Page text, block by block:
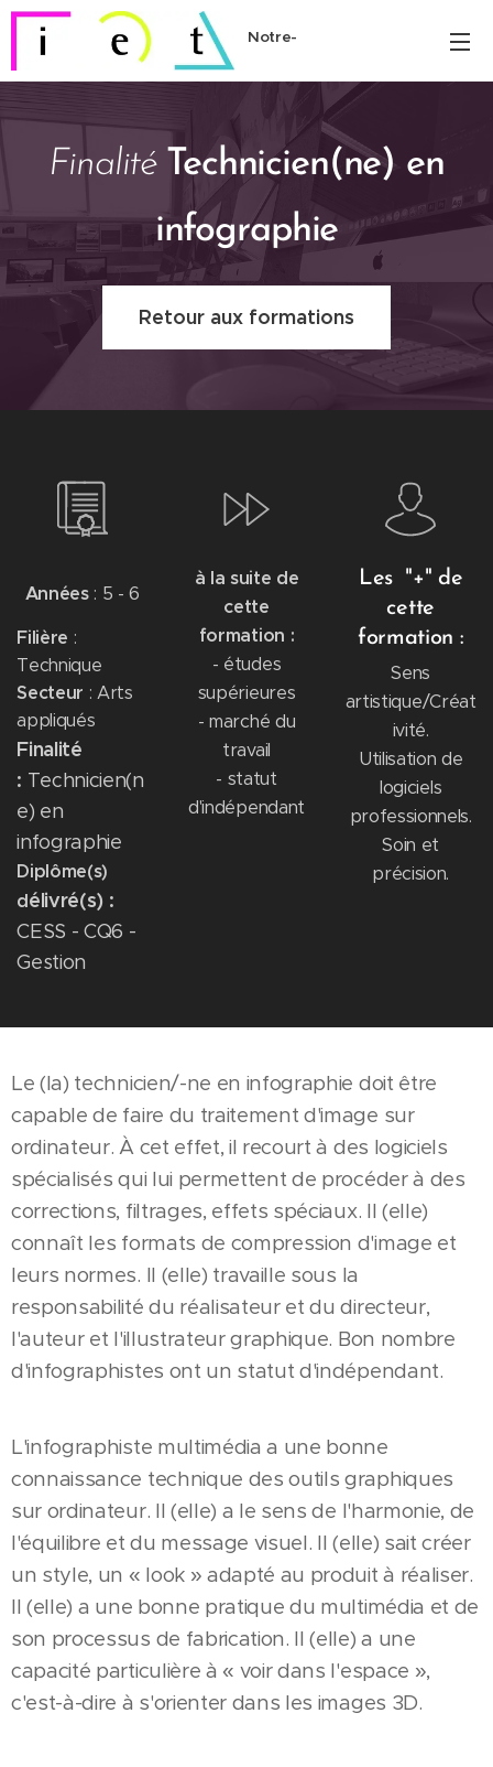
Notre-
Finalité Technicien(ne) en
infographie
Retour aux formations
Années: 5 - 6
Filière :
Technique
Secteur : Arts
appliqués
Finalité
: Technicien(n
e) en
infographie
Diplôme(s)
délivré(s) :
CESS - CQ6 -
Gestion
à la suite de
cette
formation :
- études
supérieures
- marché du
travail
- statut
d'indépendant
Les "+" de
cette
formation :
Sens
artistique/Créat
ivité.
Utilisation de
logiciels
professionnels.
Soin et
précision.
Le (la) technicien/-ne en infographie doit être
capable de faire du traitement d'image sur
ordinateur. À cet effet, il recourt à des logiciels
spécialisés qui lui permettent de procéder à des
corrections, filtrages, effets spéciaux. Il (elle)
connaît les formats de compression d'image et
leurs normes. Il (elle) travaille sous la
responsabilité du réalisateur et du directeur,
l'auteur et l'illustrateur graphique. Bon nombre
d'infographistes ont un statut d'indépendant.
L'infographiste multimédia a une bonne
connaissance technique des outils graphiques
sur ordinateur. Il (elle) a le sens de l'harmonie, de
l'équilibre et du message visuel. Il (elle) sait créer
un style, un « look » adapté au produit à réaliser.
Il (elle) a une bonne pratique du multimédia et de
son processus de fabrication. Il (elle) a une
capacité particulière à « voir dans l'espace »,
c'est-à-dire à s'orienter dans les images 3D.